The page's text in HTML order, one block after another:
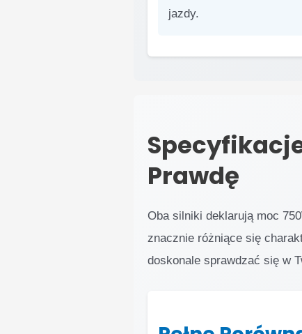
jazdy.
Prawdę
Oba silniki deklarują moc
znacznie różniące się
doskonale sprawdzać się w